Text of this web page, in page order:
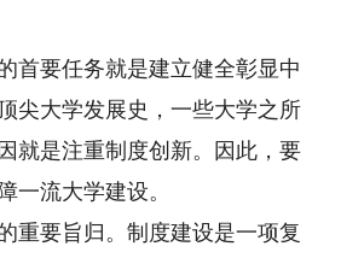
要任务就是建立健全彰显中
尖大学发展史，一些大学之所
就是注重制度创新。因此，要
一流大学建设。
要旨归。制度建设是一项复